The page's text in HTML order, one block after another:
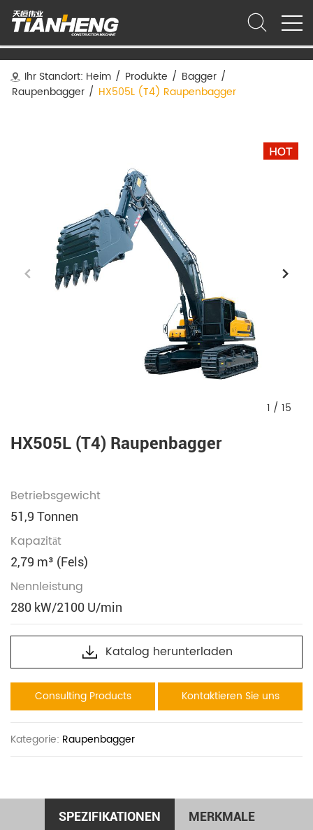
Ihr Standort: Heim / Produkte / Bagger /
Raupenbagger / HX505L (T4) Raupenbagger
HX505L (T4) Raupenbagger
Betriebsgewicht
51,9 Tonnen
Kapazität
2,79 m³ (Fels)
Nennleistung
280 kW/2100 U/min
Katalog herunterladen
Consulting Products Kontaktieren Sie uns
Kategorie: Raupenbagger
1 / 15
SPEZIFIKATIONEN MERKMALE